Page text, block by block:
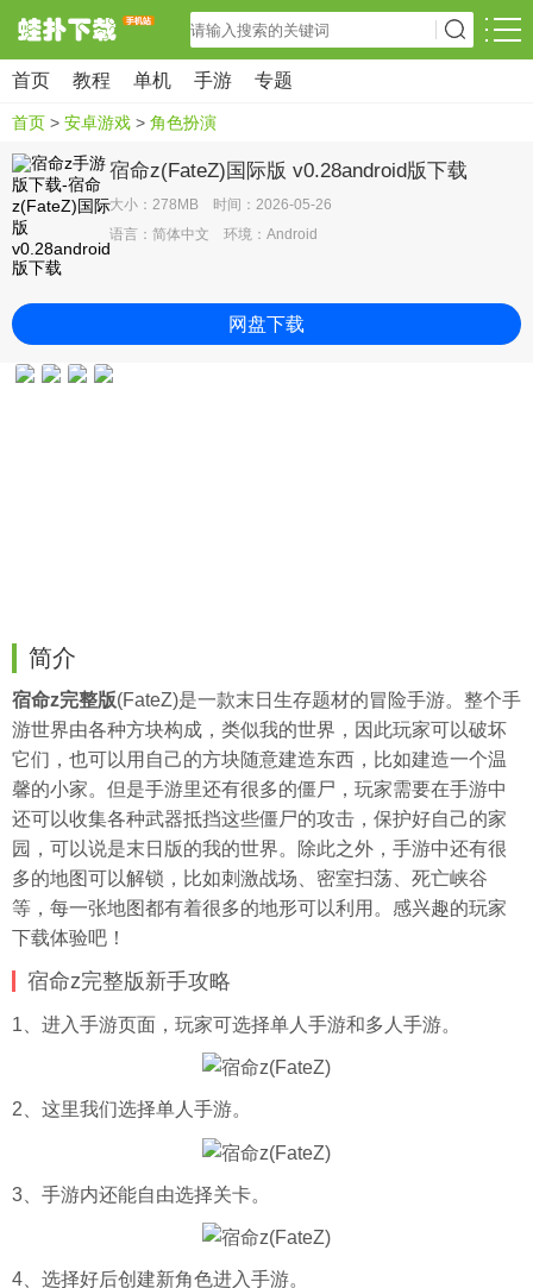
首页 教程 单机 手游 专题
首页 > 安卓游戏 > 角色扮演
宿命z(FateZ)国际版 v0.28android版下载
大小：278MB 时间：2026-05-26
语言：简体中文 环境：Android
网盘下载
简介
宿命z完整版(FateZ)是一款末日生存题材的冒险手游。整个手
游世界由各种方块构成，类似我的世界，因此玩家可以破坏
它们，也可以用自己的方块随意建造东西，比如建造一个温
馨的小家。但是手游里还有很多的僵尸，玩家需要在手游中
还可以收集各种武器抵挡这些僵尸的攻击，保护好自己的家
园，可以说是末日版的我的世界。除此之外，手游中还有很
多的地图可以解锁，比如刺激战场、密室扫荡、死亡峡谷
等，每一张地图都有着很多的地形可以利用。感兴趣的玩家
下载体验吧！
宿命z完整版新手攻略
1、进入手游页面，玩家可选择单人手游和多人手游。
2、这里我们选择单人手游。
3、手游内还能自由选择关卡。
4、选择好后创建新角色进入手游。